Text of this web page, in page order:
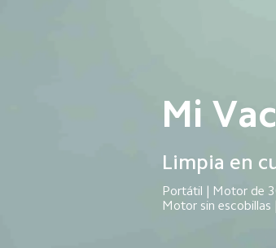
Mi
Limpia en
Portátil | Motor de
Motor sin